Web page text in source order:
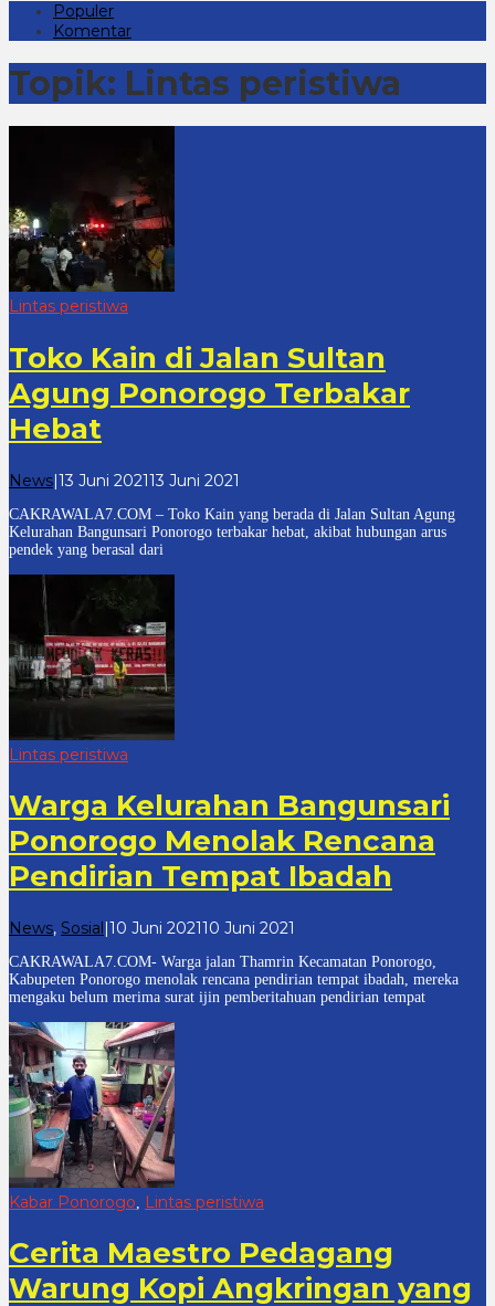
Populer
Komentar
Topik: Lintas peristiwa
Lintas peristiwa
Toko Kain di Jalan Sultan
Agung Ponorogo Terbakar
Hebat
News|13 Juni 202113 Juni 2021
7
CAKRAWALA7.COM – Toko Kain yang berada di Jalan Sultan Agung
Kelurahan Bangunsari Ponorogo terbakar hebat, akibat hubungan arus
pendek yang berasal dari
Lintas peristiwa
Warga Kelurahan Bangunsari
Ponorogo Menolak Rencana
Pendirian Tempat Ibadah
News, Sosial|10 Juni 202110 Juni 2021
7
CAKRAWALA7.COM- Warga jalan Thamrin Kecamatan Ponorogo,
Kabupeten Ponorogo menolak rencana pendirian tempat ibadah, mereka
mengaku belum merima surat ijin pemberitahuan pendirian tempat
Kabar Ponorogo Lintas peristiwa
Cerita Maestro Pedagang
Warung Kopi Angkringan yang